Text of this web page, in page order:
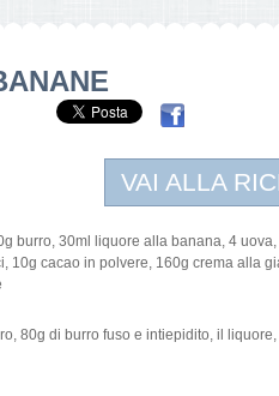
VAI ALLA
burro, 30ml liquore alla banana, 4 uova,
10g cacao in polvere, 160g crema alla
80g di burro fuso e intiepidito, il liquore,